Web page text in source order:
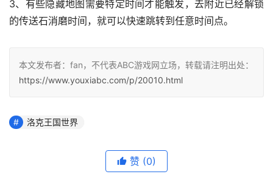
3、有些隐藏地图需要特定时间才能触发，去附近已经解锁
的传送石消磨时间，就可以快速跳转到任意时间点。
本文发布者：fan，不代表ABC游戏网立场，转载请注明出处：
https://www.youxiabc.com/p/20010.html
洛克王国世界
赞 (0)